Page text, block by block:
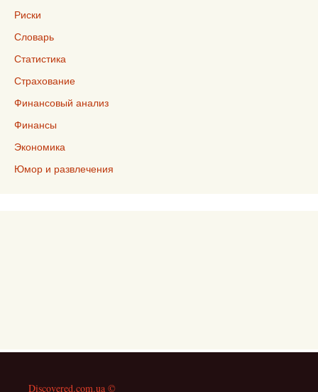
Риски
Словарь
Статистика
Страхование
Финансовый анализ
Финансы
Экономика
Юмор и развлечения
Discovered.com.ua ©